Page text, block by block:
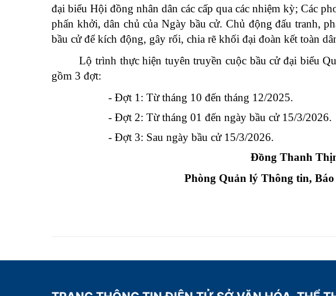
đại biểu Hội đồng nhân dân các cấp qua các nhiệm kỳ; Các
phấn khởi, dân chủ của Ngày bầu cử. Chủ động đấu tranh,
bầu cử để kích động, gây rối, chia rẽ khối đại đoàn kết toàn
Lộ trình thực hiện tuyên truyền cuộc bầu cử đại biểu
gồm 3 đợt:
- Đợt 1: Từ tháng 10 đến tháng 12/2025.
- Đợt 2: Từ tháng 01 đến ngày bầu cử 15/3/2026.
- Đợt 3: Sau ngày bầu cử 15/3/2026.
Đồng Thanh
Phòng Quản lý Thông tin,